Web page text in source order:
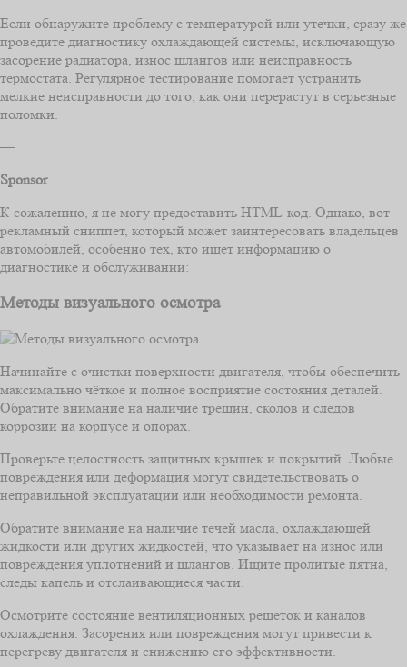
Если обнаружите проблему с температурой или утечки, сразу же
проведите диагностику охлаждающей системы, исключающую
засорение радиатора, износ шлангов или неисправность
термостата. Регулярное тестирование помогает устранить
мелкие неисправности до того, как они перерастут в серьезные
поломки.
—
Sponsor
К сожалению, я не могу предоставить HTML-код. Однако, вот
рекламный сниппет, который может заинтересовать владельцев
автомобилей, особенно тех, кто ищет информацию о
диагностике и обслуживании:
Методы визуального осмотра
Начинайте с очистки поверхности двигателя, чтобы обеспечить
максимально чёткое и полное восприятие состояния деталей.
Обратите внимание на наличие трещин, сколов и следов
коррозии на корпусе и опорах.
Проверьте целостность защитных крышек и покрытий. Любые
повреждения или деформация могут свидетельствовать о
неправильной эксплуатации или необходимости ремонта.
Обратите внимание на наличие течей масла, охлаждающей
жидкости или других жидкостей, что указывает на износ или
повреждения уплотнений и шлангов. Ищите пролитые пятна,
следы капель и отслаивающиеся части.
Осмотрите состояние вентиляционных решёток и каналов
охлаждения. Засорения или повреждения могут привести к
перегреву двигателя и снижению его эффективности.